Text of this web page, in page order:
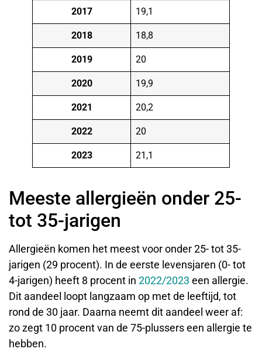
2017 19,1
2018 18,8
2019 20
2020 19,9
2021 20,2
2022 20
2023 21,1
Meeste allergieën onder 25-
tot 35-jarigen
Allergieën komen het meest voor onder 25- tot 35-
jarigen (29 procent). In de eerste levensjaren (0- tot
4-jarigen) heeft 8 procent in 2022/2023 een allergie.
Dit aandeel loopt langzaam op met de leeftijd, tot
rond de 30 jaar. Daarna neemt dit aandeel weer af:
zo zegt 10 procent van de 75-plussers een allergie te
hebben.